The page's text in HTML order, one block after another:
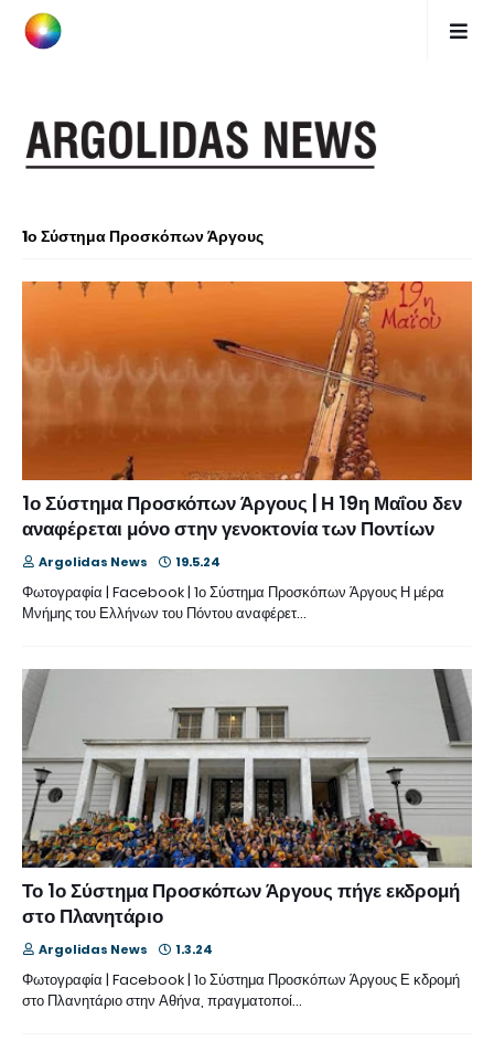
1ο Σύστημα Προσκόπων Άργους
1ο Σύστημα Προσκόπων Άργους | Η 19η Μαΐου δεν
αναφέρεται μόνο στην γενοκτονία των Ποντίων
Argolidas News 19.5.24
Φωτογραφία | Facebook | 1ο Σύστημα Προσκόπων Άργους Η μέρα
Μνήμης του Ελλήνων του Πόντου αναφέρετ…
Το 1ο Σύστημα Προσκόπων Άργους πήγε εκδρομή
στο Πλανητάριο
Argolidas News 1.3.24
Φωτογραφία | Facebook | 1ο Σύστημα Προσκόπων Άργους Ε κδρομή
στο Πλανητάριο στην Αθήνα, πραγματοποί…